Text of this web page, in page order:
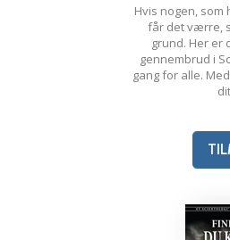
Hvis nogen, som
får det værre,
grund. Her
gennembrud i
gang for alle.